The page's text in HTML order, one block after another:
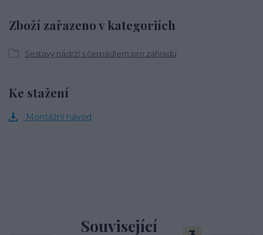
Zboží zařazeno v kategoriích
Sestavy nádrží s čerpadlem pro zahradu
Ke stažení
Montážní návod
Související